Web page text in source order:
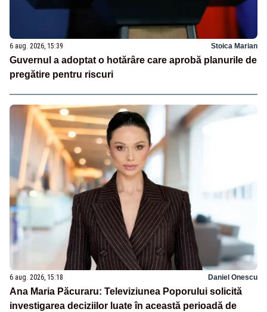
6 aug. 2026, 15:39 Stoica Marian
Guvernul a adoptat o hotărâre care aprobă planurile de
pregătire pentru riscuri
6 aug. 2026, 15:18 Daniel Onescu
Ana Maria Păcuraru: Televiziunea Poporului solicită
investigarea deciziilor luate în această perioadă de